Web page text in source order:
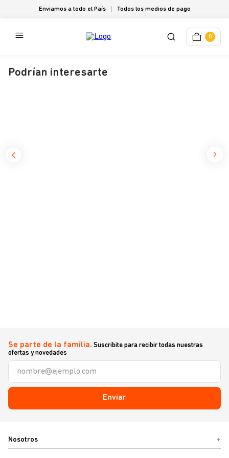
Enviamos a todo el País Todos los medios de pago
0
Podrían interesarte
Se parte de la familia. Suscribite para recibir todas nuestras
ofertas y novedades
Enviar
Nosotros +